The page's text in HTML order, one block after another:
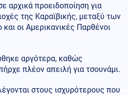
αρχικά προειδοποίηση για
της Καραϊβικής, μεταξύ των
οι Αμερικανικές Παρθένοι
αργότερα, καθώς
πλέον απειλή για τσουνάμι.
στους ισχυρότερους που